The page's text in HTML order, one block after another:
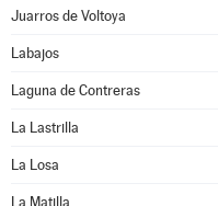
Juarros de Voltoya
Labajos
Laguna de Contreras
La Lastrilla
La Losa
La Matilla